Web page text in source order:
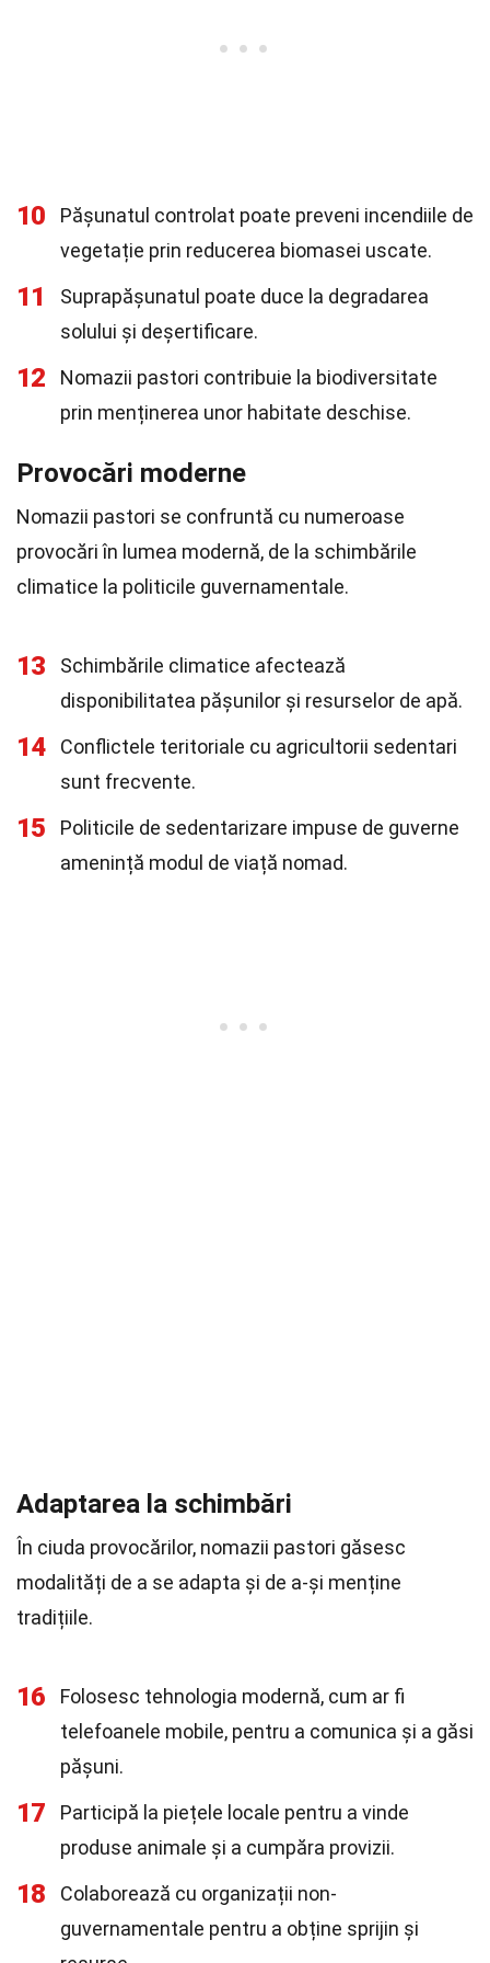
10
Pășunatul controlat poate preveni incendiile de
vegetație prin reducerea biomasei uscate.
11
Suprapășunatul poate duce la degradarea
solului și deșertificare.
12
Nomazii pastori contribuie la biodiversitate
prin menținerea unor habitate deschise.
Provocări moderne
Nomazii pastori se confruntă cu numeroase
provocări în lumea modernă, de la schimbările
climatice la politicile guvernamentale.
13
Schimbările climatice afectează
disponibilitatea pășunilor și resurselor de apă.
14
Conflictele teritoriale cu agricultorii sedentari
sunt frecvente.
15
Politicile de sedentarizare impuse de guverne
amenință modul de viață nomad.
Adaptarea la schimbări
În ciuda provocărilor, nomazii pastori găsesc
modalități de a se adapta și de a-și menține
tradițiile.
16
Folosesc tehnologia modernă, cum ar fi
telefoanele mobile, pentru a comunica și a găsi
pășuni.
17
Participă la piețele locale pentru a vinde
produse animale și a cumpăra provizii.
18
Colaborează cu organizații non-
guvernamentale pentru a obține sprijin și